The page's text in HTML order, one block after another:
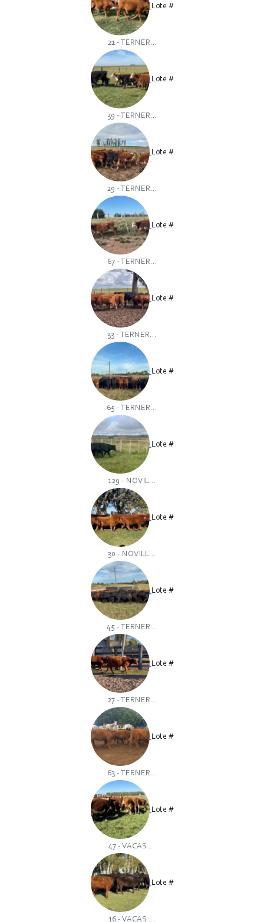
Lote #
21 - TERNER...
Lote #
39 - TERNER...
Lote #
29 - TERNER...
Lote #
67 - TERNER...
Lote #
33 - TERNER...
Lote #
65 - TERNER...
Lote #
129 - NOVIL...
Lote #
30 - NOVILL...
Lote #
45 - TERNER...
Lote #
27 - TERNER...
Lote #
63 - TERNER...
Lote #
47 - VACAS ...
Lote #
16 - VACAS ...